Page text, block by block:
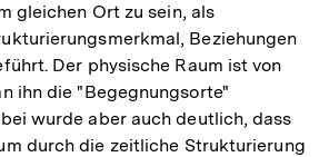
gleichen Ort zu sein, als
Beziehungen
Der physische Raum ist von
ihn die "Begegnungsorte"
wurde aber auch deutlich, dass
durch die zeitliche Strukturierung